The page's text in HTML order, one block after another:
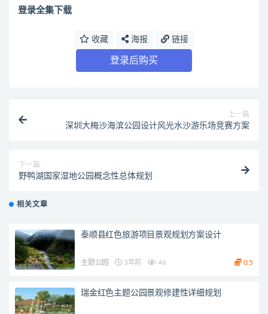
登录全集下载
收藏 海报 链接
登录后购买
上一篇
深圳大梅沙海滨公园设计风光水沙游乐场竞赛方案
下一篇
野鸭湖国家湿地公园概念性总体规划
相关文章
泰顺县红色旅游项目景观规划方案设计
主题公园 3年前 46 0.5
瑞金红色主题公园景观修建性详细规划